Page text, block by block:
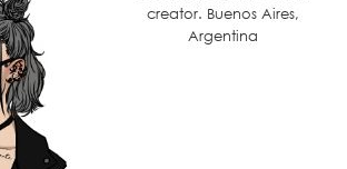
creator. Buenos Aires,
Argentina